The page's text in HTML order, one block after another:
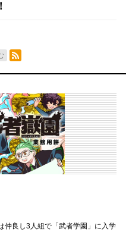
RSSフィード
仲良し3人組で「武者学園」に入学